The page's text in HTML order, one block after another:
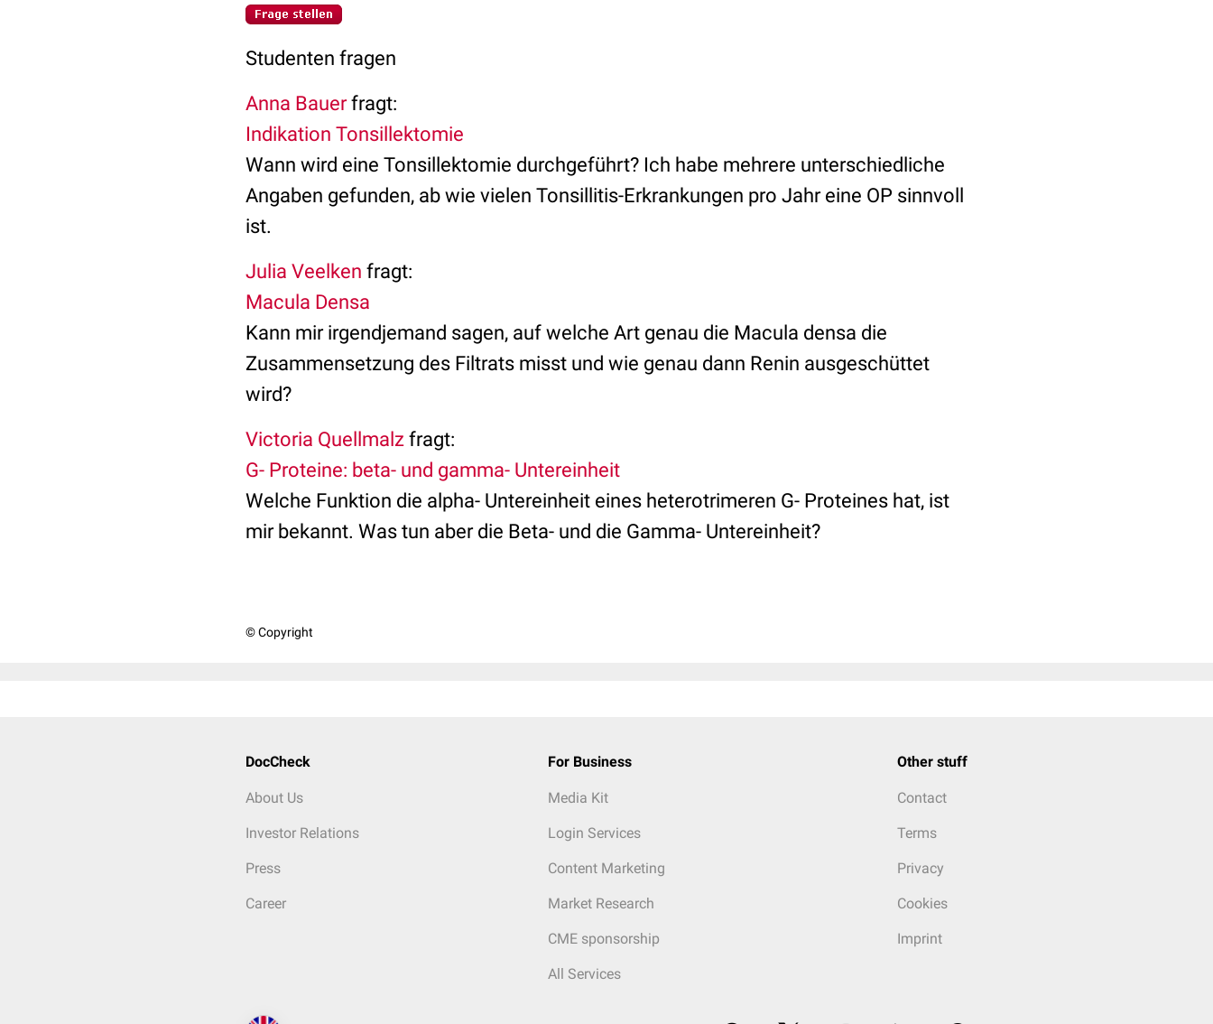
Studenten fragen
Anna Bauerfragt:
Indikation Tonsillektomie
Wann wird eine Tonsillektomie durchgeführt? Ich habe mehrere unterschiedliche
Angaben gefunden, ab wie vielen Tonsillitis-Erkrankungen pro Jahr eine OP sinnvoll
ist.
Julia Veelken fragt:
Macula Densa
Kann mir irgendjemand sagen, auf welche Art genau die Macula densa die
Zusammensetzung des Filtrats misst und wie genau dann Renin ausgeschüttet
wird?
Victoria Quellmalz fragt:
G- Proteine: beta- und gamma- Untereinheit
Welche Funktion die alpha- Untereinheit eines heterotrimeren G- Proteines hat, ist
mir bekannt. Was tun aber die Beta- und die Gamma- Untereinheit?
© Copyright
DocCheck
About Us
Investor Relations
Press
Career
For Business
Media Kit
Login Services
Content Marketing
Market Research
CME sponsorship
All Services
Other stuff
Contact
Terms
Privacy
Cookies
Imprint